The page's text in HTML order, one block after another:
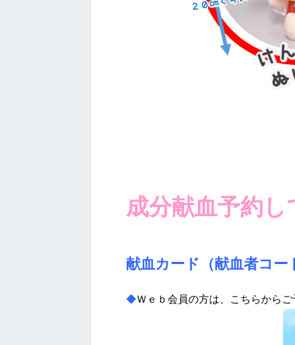
成分献血予約
献血カード（献血者コー
◆Ｗｅｂ会員の方は、こちらからご